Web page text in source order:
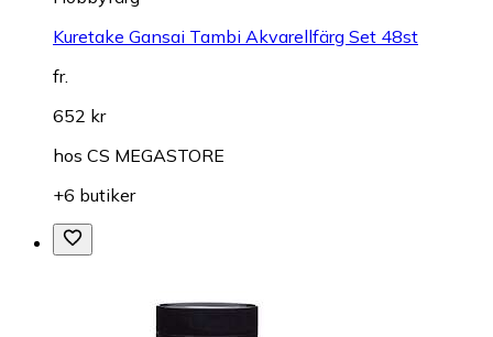
Kuretake Gansai Tambi Akvarellfärg Set 48st
fr.
652 kr
hos CS MEGASTORE
+6 butiker